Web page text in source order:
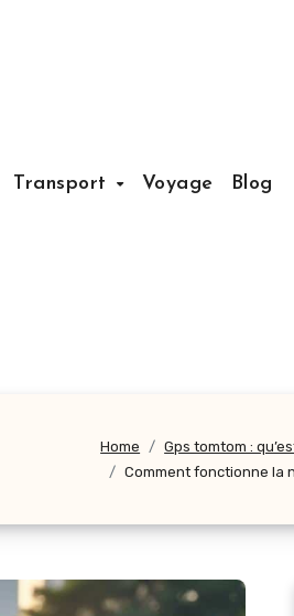
Transport Voyage Blog
Home
Gps tomtom :
Comment fonctionne la